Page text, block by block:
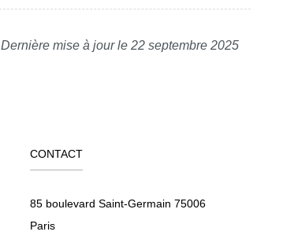
Dernière mise à jour le 22 septembre 2025
CONTACT
85 boulevard Saint-Germain 75006
Paris